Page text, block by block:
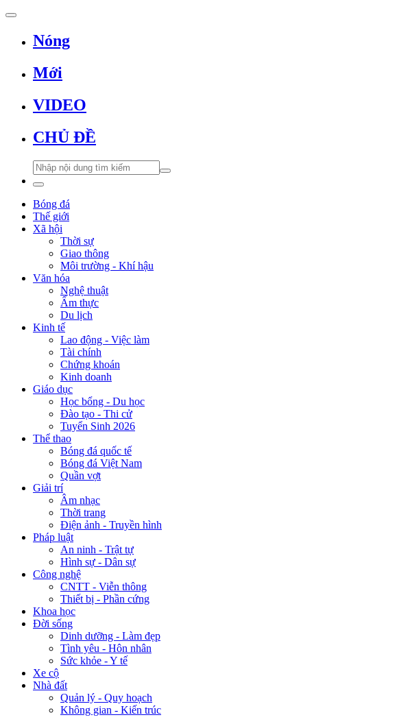
Nóng
Mới
VIDEO
CHỦ ĐỀ
Bóng đá
Thế giới
Xã hội
Thời sự
Giao thông
Môi trường - Khí hậu
Văn hóa
Nghệ thuật
Ẩm thực
Du lịch
Kinh tế
Lao động - Việc làm
Tài chính
Chứng khoán
Kinh doanh
Giáo dục
Học bổng - Du học
Đào tạo - Thi cử
Tuyển Sinh 2026
Thể thao
Bóng đá quốc tế
Bóng đá Việt Nam
Quần vợt
Giải trí
Âm nhạc
Thời trang
Điện ảnh - Truyền hình
Pháp luật
An ninh - Trật tự
Hình sự - Dân sự
Công nghệ
CNTT - Viễn thông
Thiết bị - Phần cứng
Khoa học
Đời sống
Dinh dưỡng - Làm đẹp
Tình yêu - Hôn nhân
Sức khỏe - Y tế
Xe cộ
Nhà đất
Quản lý - Quy hoạch
Không gian - Kiến trúc